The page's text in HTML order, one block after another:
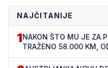
NAJČITANIJE
1NAKON ŠTO MU JE ZA
TRAŽENO 58.000 KM,